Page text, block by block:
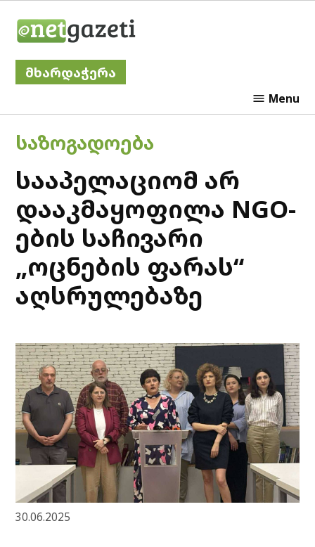
მხარდაჭერა
Menu
POSTED
IN
ᲡᲐᲖᲝᲒᲐᲓᲝᲔᲑᲐ
სააპელაციომ არ
დააკმაყოფილა NGO-
ების საჩივარი
„ოცნების ფარას“
აღსრულებაზე
30.06.2025